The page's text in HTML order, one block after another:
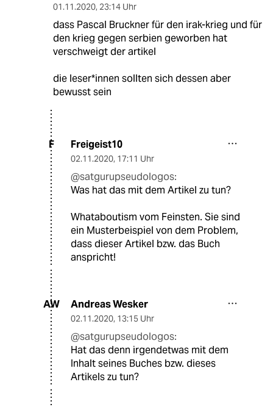
01.11.2020, 23:14 Uhr
dass Pascal Bruckner für den irak-krieg und für
den krieg gegen serbien geworben hat
verschweigt der artikel
die leser*innen sollten sich dessen aber
bewusst sein
F Freigeist10
02.11.2020, 17:11 Uhr
@satgurupseudologos:
Was hat das mit dem Artikel zu tun?
Whataboutism vom Feinsten. Sie sind
ein Musterbeispiel von dem Problem,
dass dieser Artikel bzw. das Buch
anspricht!
AW Andreas Wesker
02.11.2020, 13:15 Uhr
@satgurupseudologos:
Hat das denn irgendetwas mit dem
Inhalt seines Buches bzw. dieses
Artikels zu tun?